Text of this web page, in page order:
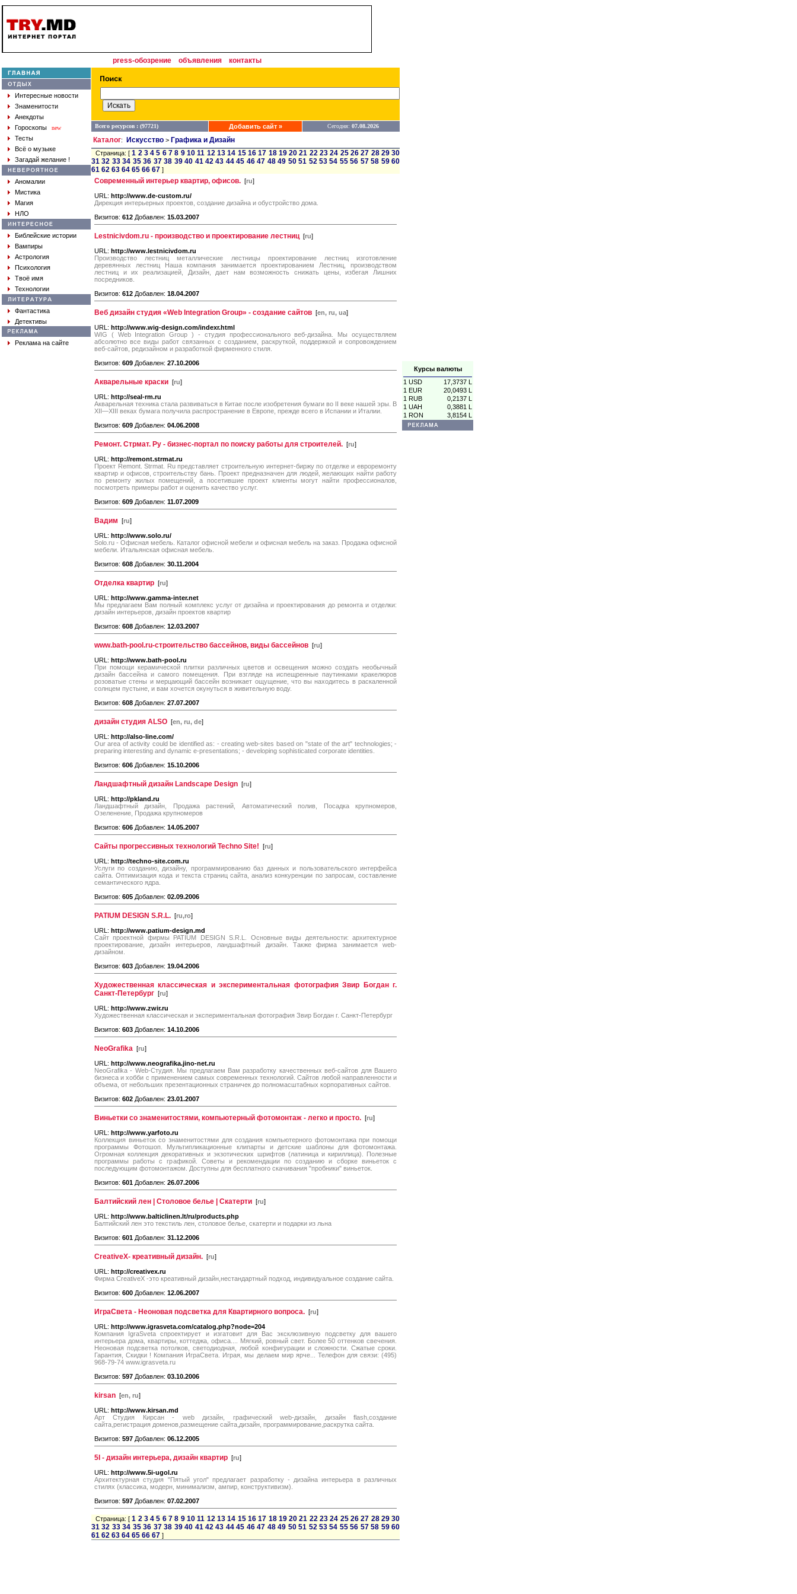
Курсы валюты
1 USD
17,3737 L
1 EUR
20,0493 L
1 RUB
0,2137 L
1 UAH
0,3881 L
1 RON
3,8154 L
press-обозрение объявления контакты
Интересные новости
Знаменитости
Анекдоты
Гороскопы
new
Тесты
Всё о музыке
Загадай желание !
Аномалии
Мистика
Магия
НЛО
Библейские истории
Вампиры
Астрология
Психология
Твоё имя
Технологии
Фантастика
Детективы
Реклама на сайте
Всего ресурсов : (97721) Добавить сайт » Сегодня: 07.08.2026
Каталог: Искусство > Графика и Дизайн
Страница: [1 2 3 4 5 6 7 8 9 10 11 12 13 14 15 16 17 18 19 20 21 22 23 24 25 26 27 28 29 30
31 32 33 34 35 36 37 38 39 40 41 42 43 44 45 46 47 48 49 50 51 52 53 54 55 56 57 58 59 60
61 62 63 64 65 66 67 ]
Современный интерьер квартир, офисов. [ru]
URL: http://www.de-custom.ru/
Дирекция интерьерных проектов, создание дизайна и обустройство дома.
Визитов: 612 Добавлен: 15.03.2007
Lestnicivdom.ru - производство и проектирование лестниц [ru]
URL: http://www.lestnicivdom.ru
Производство лестниц металлические лестницы проектирование лестниц изготовление
деревянных лестниц Наша компания занимается проектированием Лестниц, производством
лестниц и их реализацией, Дизайн, дает нам возможность снижать цены, избегая Лишних
посредников.
Визитов: 612 Добавлен: 18.04.2007
Веб дизайн cтудия «Web Integration Group» - создание сайтов [en, ru, ua]
URL: http://www.wig-design.com/indexr.html
WIG ( Web Integration Group ) - студия профессионального веб-дизайна. Мы осуществляем
абсолютно все виды работ связанных с созданием, раскруткой, поддержкой и сопровождением
веб-сайтов, редизайном и разработкой фирменного стиля.
Визитов: 609 Добавлен: 27.10.2006
Акварельные краски [ru]
URL: http://seal-rm.ru
Акварельная техника стала развиваться в Китае после изобретения бумаги во II веке нашей эры. В
XII—XIII веках бумага получила распространение в Европе, прежде всего в Испании и Италии.
Визитов: 609 Добавлен: 04.06.2008
Ремонт. Стрмат. Ру - бизнес-портал по поиску работы для строителей. [ru]
URL: http://remont.strmat.ru
Проект Remont. Strmat. Ru представляет строительную интернет-биржу по отделке и евроремонту
квартир и офисов, строительству бань. Проект предназначен для людей, желающих найти работу
по ремонту жилых помещений, а посетившие проект клиенты могут найти профессионалов,
посмотреть примеры работ и оценить качество услуг.
Визитов: 609 Добавлен: 11.07.2009
Вадим [ru]
URL: http://www.solo.ru/
Solo.ru - Офисная мебель. Каталог офисной мебели и офисная мебель на заказ. Продажа офисной
мебели. Итальянская офисная мебель.
Визитов: 608 Добавлен: 30.11.2004
Отделка квартир [ru]
URL: http://www.gamma-inter.net
Мы предлагаем Вам полный комплекс услуг от дизайна и проектирования до ремонта и отделки:
дизайн интерьеров, дизайн проектов квартир
Визитов: 608 Добавлен: 12.03.2007
www.bath-pool.ru-строительство бассейнов, виды бассейнов [ru]
URL: http://www.bath-pool.ru
При помощи керамической плитки различных цветов и освещения можно создать необычный
дизайн бассейна и самого помещения. При взгляде на испещренные паутинками кракелюров
розоватые стены и мерцающий бассейн возникает ощущение, что вы находитесь в раскаленной
солнцем пустыне, и вам хочется окунуться в живительную воду.
Визитов: 608 Добавлен: 27.07.2007
дизайн студия ALSO [en, ru, de]
URL: http://also-line.com/
Our area of activity could be identified as: - creating web-sites based on "state of the art" technologies; -
preparing interesting and dynamic e-presentations; - developing sophisticated corporate identities.
Визитов: 606 Добавлен: 15.10.2006
Ландшафтный дизайн Landscape Design [ru]
URL: http://pkland.ru
Ландшафтный дизайн, Продажа растений, Автоматический полив, Посадка крупномеров,
Озеленение, Продажа крупномеров
Визитов: 606 Добавлен: 14.05.2007
Сайты прогрессивных технологий Techno Site! [ru]
URL: http://techno-site.com.ru
Услуги по созданию, дизайну, программированию баз данных и пользовательского интерфейса
сайта. Оптимизация кода и текста страниц сайта, анализ конкуренции по запросам, составление
семантического ядра.
Визитов: 605 Добавлен: 02.09.2006
PATIUM DESIGN S.R.L. [ru,ro]
URL: http://www.patium-design.md
Сайт проектной фирмы PATIUM DESIGN S.R.L. Основные виды деятельности: архитектурное
проектирование, дизайн интерьеров, ландшафтный дизайн. Также фирма занимается web-
дизайном.
Визитов: 603 Добавлен: 19.04.2006
Художественная классическая и экспериментальная фотография Звир Богдан г.
Санкт-Петербург [ru]
URL: http://www.zwir.ru
Художественная классическая и экспериментальная фотография Звир Богдан г. Санкт-Петербург
Визитов: 603 Добавлен: 14.10.2006
NeoGrafika [ru]
URL: http://www.neografika.jino-net.ru
NeoGrafika - Web-Студия. Мы предлагаем Вам разработку качественных веб-сайтов для Вашего
бизнеса и хобби с применением самых современных технологий. Сайтов любой направленности и
объема, от небольших презентационных страничек до полномасштабных корпоративных сайтов.
Визитов: 602 Добавлен: 23.01.2007
Виньетки со знаменитостями, компьютерный фотомонтаж - легко и просто. [ru]
URL: http://www.yarfoto.ru
Коллекция виньеток со знаменитостями для создания компьютерного фотомонтажа при помощи
программы Фотошоп. Мультипликационные клипарты и детские шаблоны для фотомонтажа.
Огромная коллекция декоративных и экзотических шрифтов (латиница и кириллица). Полезные
программы работы с графикой. Советы и рекомендации по созданию и сборке виньеток с
последующим фотомонтажом. Доступны для бесплатного скачивания "пробники" виньеток.
Визитов: 601 Добавлен: 26.07.2006
Балтийский лен | Столовое белье | Скатерти [ru]
URL: http://www.balticlinen.lt/ru/products.php
Балтийский лен это текстиль лен, столовое белье, скатерти и подарки из льна
Визитов: 601 Добавлен: 31.12.2006
CreativeX- креативный дизайн. [ru]
URL: http://creativex.ru
Фирма CreativeX -это креативный дизайн,нестандартный подход, индивидуальное создание сайта.
Визитов: 600 Добавлен: 12.06.2007
ИграСвета - Неоновая подсветка для Квартирного вопроса. [ru]
URL: http://www.igrasveta.com/catalog.php?node=204
Компания IgraSveta спроектирует и изгатовит для Вас эксклюзивную подсветку для вашего
интерьера дома, квартиры, коттеджа, офиса.... Мягкий, ровный свет. Более 50 оттенков свечения.
Неоновая подсветка потолков, светодиодная, любой конфигурации и сложности. Сжатые сроки.
Гарантия, Скидки ! Компания ИграСвета. Играя, мы делаем мир ярче... Телефон для связи: (495)
968-79-74 www.igrasveta.ru
Визитов: 597 Добавлен: 03.10.2006
kirsan [en, ru]
URL: http://www.kirsan.md
Арт Студия Кирсан - web дизайн, графический web-дизайн, дизайн flash,создание
сайта,регистрация доменов,размещение сайта,дизайн, программирование,раскрутка сайта.
Визитов: 597 Добавлен: 06.12.2005
5I - дизайн интерьера, дизайн квартир [ru]
URL: http://www.5i-ugol.ru
Архитектурная студия "Пятый угол" предлагает разработку - дизайна интерьера в различных
стилях (классика, модерн, минимализм, ампир, конструктивизм).
Визитов: 597 Добавлен: 07.02.2007
Страница: [1 2 3 4 5 6 7 8 9 10 11 12 13 14 15 16 17 18 19 20 21 22 23 24 25 26 27 28 29 30
31 32 33 34 35 36 37 38 39 40 41 42 43 44 45 46 47 48 49 50 51 52 53 54 55 56 57 58 59 60
61 62 63 64 65 66 67 ]